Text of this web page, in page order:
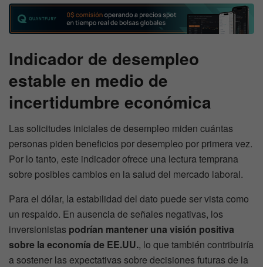
Indicador de desempleo
estable en medio de
incertidumbre económica
Las solicitudes iniciales de desempleo miden cuántas
personas piden beneficios por desempleo por primera vez.
Por lo tanto, este indicador ofrece una lectura temprana
sobre posibles cambios en la salud del mercado laboral.
Para el dólar, la estabilidad del dato puede ser vista como
un respaldo. En ausencia de señales negativas, los
inversionistas podrían mantener una visión positiva
sobre la economía de EE.UU., lo que también contribuiría
a sostener las expectativas sobre decisiones futuras de la